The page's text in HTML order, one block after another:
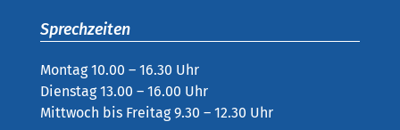
Sprechzeiten
Montag 10.00 – 16.30 Uhr
Dienstag 13.00 – 16.00 Uhr
Mittwoch bis Freitag 9.30 – 12.30 Uhr